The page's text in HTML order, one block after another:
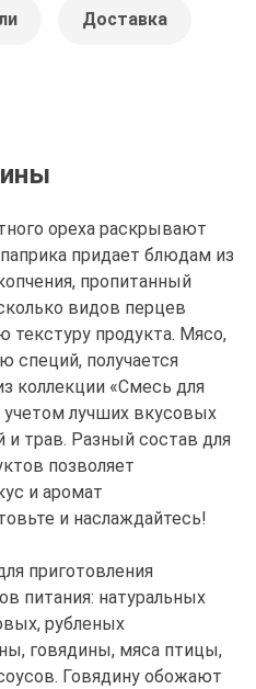
Доставка
ореха раскрывают
придает блюдам из
пропитанный
видов перцев
текстуру продукта. Мясо,
специй, получается
коллекции «Смесь для
лучших вкусовых
и трав. Разный состав для
позволяет
и аромат
и наслаждайтесь!
приготовления
питания: натуральных
рубленых
говядины, мяса птицы,
Говядину обожают